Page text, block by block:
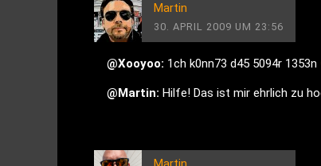
Martin
30. APRIL 2009 UM 23:56
@Xooyoo: 1ch k0nn73 d45 5094r 1353n
@Martin: Hilfe! Das ist mir ehrlich zu